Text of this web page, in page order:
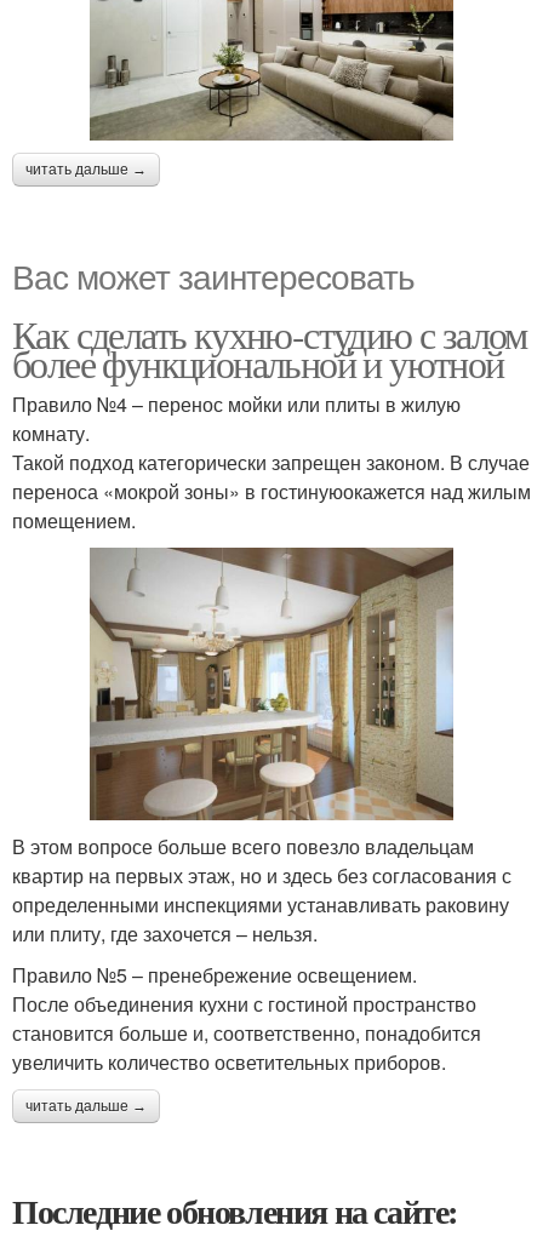
читать дальше →
Вас может заинтересовать
Как сделать кухню-студию с залом
более функциональной и уютной
Правило №4 – перенос мойки или плиты в жилую
комнату.
Такой подход категорически запрещен законом. В случае
переноса «мокрой зоны» в гостинуюокажется над жилым
помещением.
В этом вопросе больше всего повезло владельцам
квартир на первых этаж, но и здесь без согласования с
определенными инспекциями устанавливать раковину
или плиту, где захочется – нельзя.
Правило №5 – пренебрежение освещением.
После объединения кухни с гостиной пространство
становится больше и, соответственно, понадобится
увеличить количество осветительных приборов.
читать дальше →
Последние обновления на сайте: